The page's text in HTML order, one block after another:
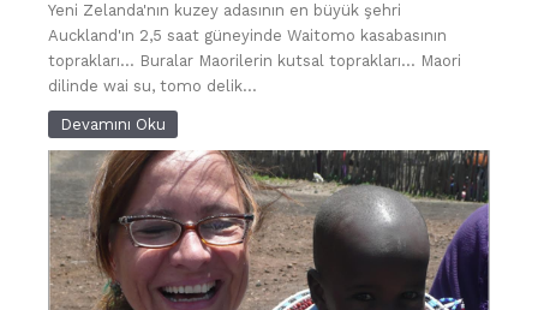
Yeni Zelanda'nın kuzey adasının en büyük şehri
Auckland'ın 2,5 saat güneyinde Waitomo kasabasının
toprakları... Buralar Maorilerin kutsal toprakları... Maori
dilinde wai su, tomo delik...
Devamını Oku